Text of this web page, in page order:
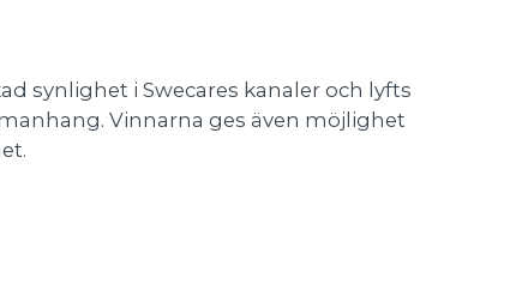
synlighet i Swecares kanaler och lyfts
Vinnarna ges även möjlighet